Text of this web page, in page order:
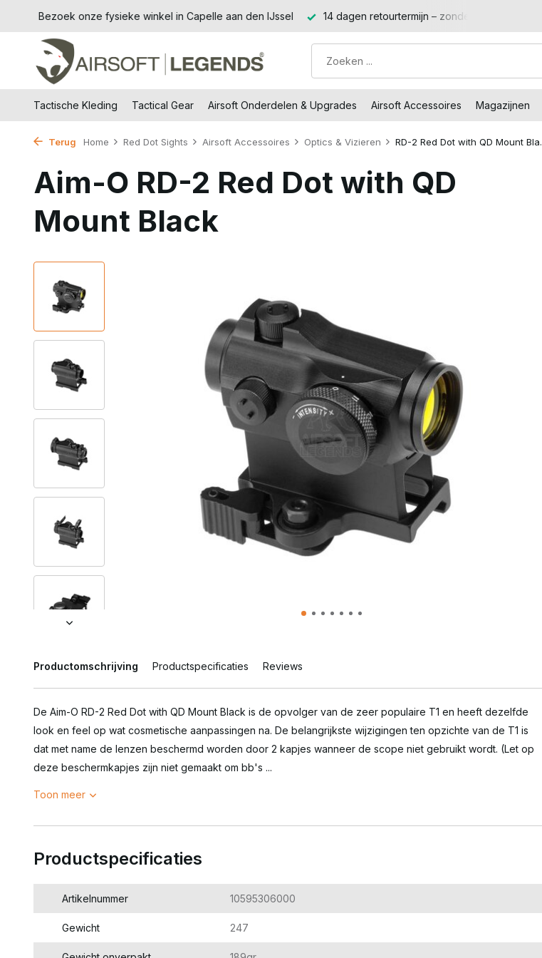
14 dagen retourtermijn – zonder gedoe, zonder stress. Shop met voordeel – Gratis verzending
Tactische Kleding Tactical Gear Airsoft Onderdelen & Upgrades Airsoft Accessoires Magazijnen
Terug Home Red Dot Sights Airsoft Accessoires Optics & Vizieren RD-2 Red Dot with QD Mount
Aim-O RD-2 Red Dot with QD
Mount Black
Productomschrijving Productspecificaties Reviews
De Aim-O RD-2 Red Dot with QD Mount Black is de opvolger van de zeer populaire T1 en heeft dezelfde
look en feel op wat cosmetische aanpassingen na. De belangrijkste wijzigingen ten opzichte van de T1 is
dat met name de lenzen beschermd worden door 2 kapjes wanneer de scope niet gebruikt wordt. (Let op
deze beschermkapjes zijn niet gemaakt om bb's ...
Toon meer
Productspecificaties
Artikelnummer 10595306000
Gewicht 247